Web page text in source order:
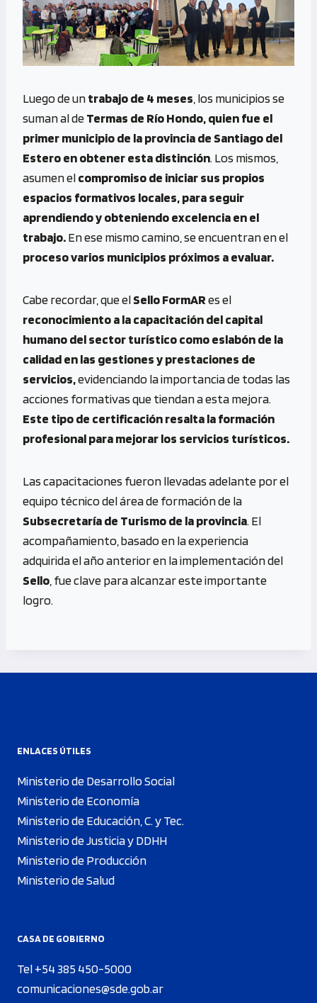
Luego de untrabajo de 4 meses , los municipios se
suman al deTermas de Río Hondo, quien fue el
primer municipio de la provincia de Santiago del
Estero en obtener esta distinción. Los mismos,
asumen elcompromiso de iniciar sus propios
espacios formativos locales, para seguir
aprendiendo y obteniendo excelencia en el
trabajo.En ese mismo camino, se encuentran en el
proceso varios municipios próximos a evaluar.
Cabe recordar, que elSello FormARes el
reconocimiento a la capacitación del capital
humano del sector turístico como eslabón de la
calidad en las gestiones y prestaciones de
servicios,evidenciando la importancia de todas las
acciones formativas que tiendan a esta mejora.
Este tipo de certificación resalta la formación
profesional para mejorar los servicios turísticos.
Las capacitaciones fueron llevadas adelante por el
equipo técnico del área de formación de la
Subsecretaría de Turismo de la provincia. El
acompañamiento, basado en la experiencia
adquirida el año anterior en la implementación del
Sello , fue clave para alcanzar este importante
logro.
ENLACES ÚTILES
Ministerio de Desarrollo Social
Ministerio de Economía
Ministerio de Educación, C. y Tec.
Ministerio de Justicia y DDHH
Ministerio de Producción
Ministerio de Salud
CASA DE GOBIERNO
Tel +54 385 450-5000
comunicaciones@sde.gob.ar